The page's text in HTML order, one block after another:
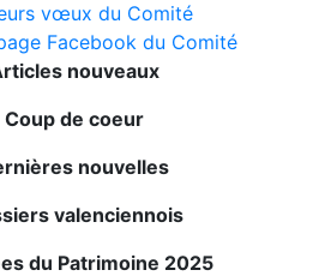
vœux du Comité
Facebook du Comité
nouveaux
Coup de coeur
nouvelles
valenciennois
du Patrimoine 2025